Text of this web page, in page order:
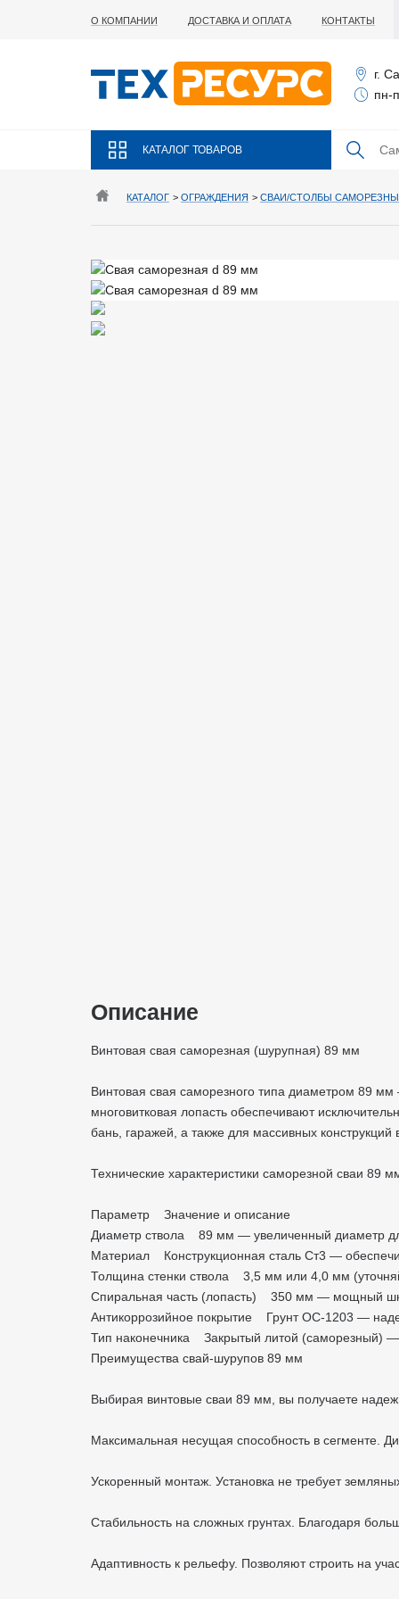
О КОМПАНИИ ДОСТАВКА И ОПЛАТА КОНТАКТЫ
г.
пн-
КАТАЛОГ ТОВАРОВ
КАТАЛОГ > ОГРАЖДЕНИЯ > СВАИ/СТОЛБЫ
Описание
Винтовая свая саморезная (шурупная) 89 мм
Винтовая свая саморезного типа диаметром 89
многовитковая лопасть обеспечивают
бань, гаражей, а также для массивных конструкций
Технические характеристики саморезной сваи 89
Параметр Значение и описание
Диаметр ствола 89 мм — увеличенный диаметр
Материал Конструкционная сталь Ст3 —
Толщина стенки ствола 3,5 мм или 4,0 мм
Спиральная часть (лопасть) 350 мм — мощный
Антикоррозийное покрытие Грунт ОС-1203 —
Тип наконечника Закрытый литой (саморезный) —
Преимущества свай-шурупов 89 мм
Выбирая винтовые сваи 89 мм, вы получаете
Максимальная несущая способность в сегменте.
Ускоренный монтаж. Установка не требует
Стабильность на сложных грунтах. Благодаря
Адаптивность к рельефу. Позволяют строить на